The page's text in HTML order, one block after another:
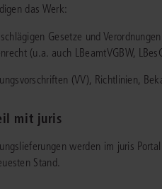
und Gesellschaftsrecht
Fr 9-17 Uhr).
PraxisReporte
Uhr).
das Werk:
Gesetze und
(u.a. auch LBeamtVGBW,
(VV), Richtlinien,
mit juris
werden im juris
Stand.